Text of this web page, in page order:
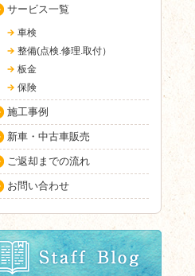
サービス一覧
車検
整備(点検.修理.取付）
板金
保険
施工事例
新車・中古車販売
ご返却までの流れ
お問い合わせ